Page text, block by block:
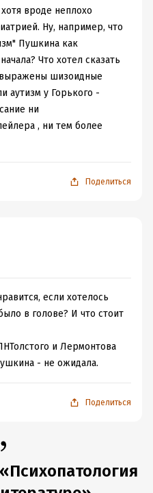
вроде неплохо
Ну, например, что
Пушкина как
Что хотел сказать
шизоидные
аутизм у Горького -
ни
, ни тем более
Поделиться
если хотелось
в голове? И что стоит
и Лермонтова
- не ожидала.
Поделиться